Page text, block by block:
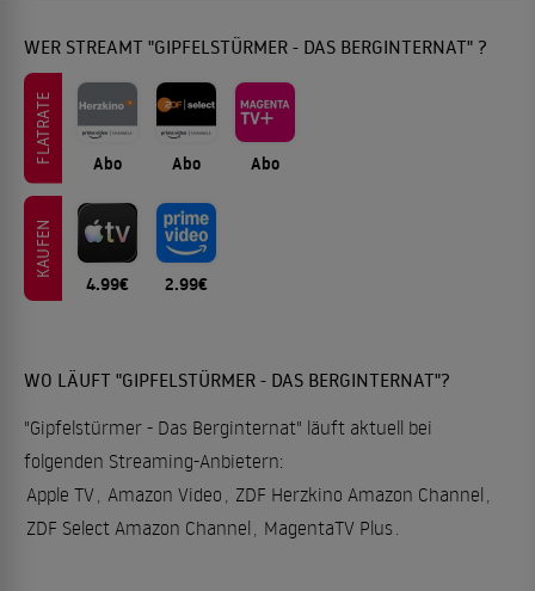
WER STREAMT "GIPFELSTÜRMER - DAS BERGINTERNAT" ?
FLATRATE Abo Abo Abo
KAUFEN
4.99€ 2.99€
WO LÄUFT "GIPFELSTÜRMER - DAS BERGINTERNAT"?
"Gipfelstürmer - Das Berginternat" läuft aktuell bei
folgenden Streaming-Anbietern:
Apple TV Amazon Video ZDF Herzkino Amazon Channel
ZDF Select Amazon Channel
MagentaTV Plus